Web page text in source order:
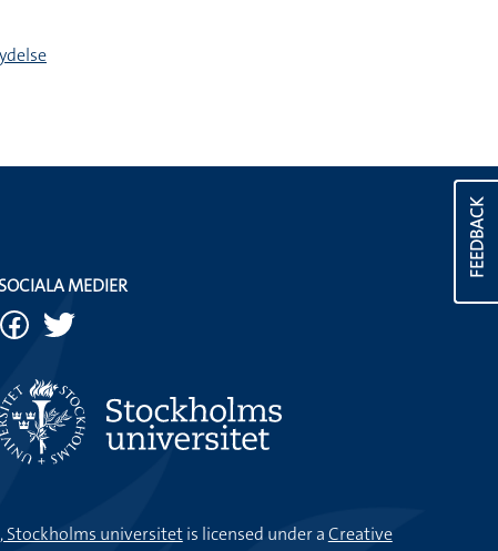
FEEDBACK
SOCIALA MEDIER
universitetis licensed under aCreative